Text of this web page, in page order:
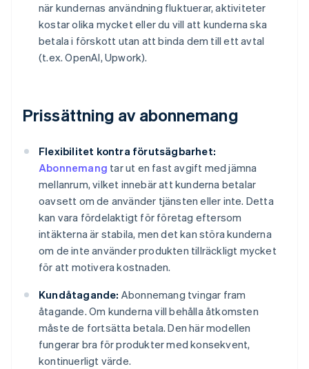
när kundernas användning fluktuerar, aktiviteter
kostar olika mycket eller du vill att kunderna ska
betala i förskott utan att binda dem till ett avtal
(t.ex. OpenAI, Upwork).
Prissättning av abonnemang
Flexibilitet kontra förutsägbarhet:
Abonnemang tar ut en fast avgift med jämna
mellanrum, vilket innebär att kunderna betalar
oavsett om de använder tjänsten eller inte. Detta
kan vara fördelaktigt för företag eftersom
intäkterna är stabila, men det kan störa kunderna
om de inte använder produkten tillräckligt mycket
för att motivera kostnaden.
Kundåtagande: Abonnemang tvingar fram
åtagande. Om kunderna vill behålla åtkomsten
måste de fortsätta betala. Den här modellen
fungerar bra för produkter med konsekvent,
kontinuerligt värde.